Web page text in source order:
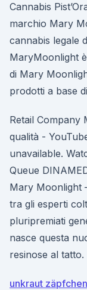
Cannabis
marchio Mary
cannabis legale
MaryMoonlight
di Mary
prodotti a base
Retail Company
qualità -
unavailable.
Queue
Mary Moonlight
tra gli esperti
pluripremiati
nasce questa
resinose al tatto.
unkraut